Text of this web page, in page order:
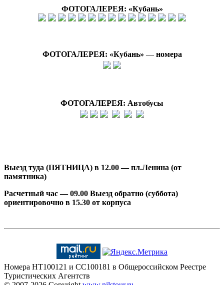
ФОТОГАЛЕРЕЯ: «Кубань»
ФОТОГАЛЕРЕЯ: «Кубань» — номера
ФОТОГАЛЕРЕЯ: Автобусы
Выезд туда (ПЯТНИЦА) в 12.00 — пл.Ленина (от
памятника)
Расчетный час — 09.00 Выезд обратно (суббота)
ориентировочно в 15.30 от корпуса
Номера HT100121 и CC100181 в Общероссийском Реестре
Туристических Агентств